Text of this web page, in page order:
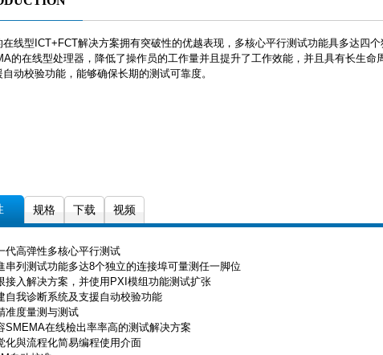
在线型ICT+FCT解决方案拥有突破性的优越表现，多核心平行测试功能具多达四
的在线型处理器，降低了操作员的工作量并且提升了工作效能，并且具有长生命
支援自动校验功能，能够确保长
规格 下载 视频
代高弹性多核心平行测试
串列测试功能多达8个独立的连接埠可量测任一脚位
接入解决方案，并使用PXI模组功能测试扩张
自我诊断系统及支援自动校验功能
准度量测与测试
SMEMA在线檢出率率高的测试解决方案
化與流程化简易编程使用介面